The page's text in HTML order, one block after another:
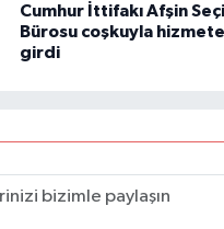
Cumhur İttifakı Afşin
Bürosu coşkuyla hizmete
girdi